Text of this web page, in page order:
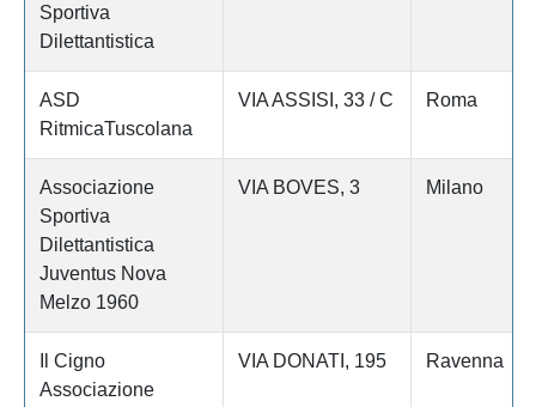
Sportiva
Dilettantistica
ASD
RitmicaTuscolana
VIA ASSISI, 33 / C Roma
Associazione
Sportiva
Dilettantistica
Juventus Nova
Melzo 1960
VIA BOVES, 3 Milano
Il Cigno
Associazione
VIA DONATI, 195 Ravenna